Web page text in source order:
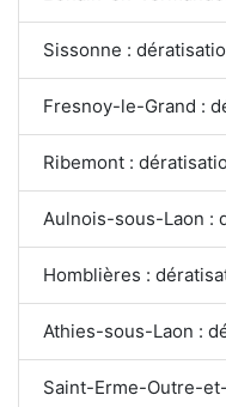
Sissonne :
Fresnoy-le-Grand :
Ribemont :
Aulnois-sous-Laon :
Homblières :
Athies-sous-Laon :
Saint-Erme-Outre-